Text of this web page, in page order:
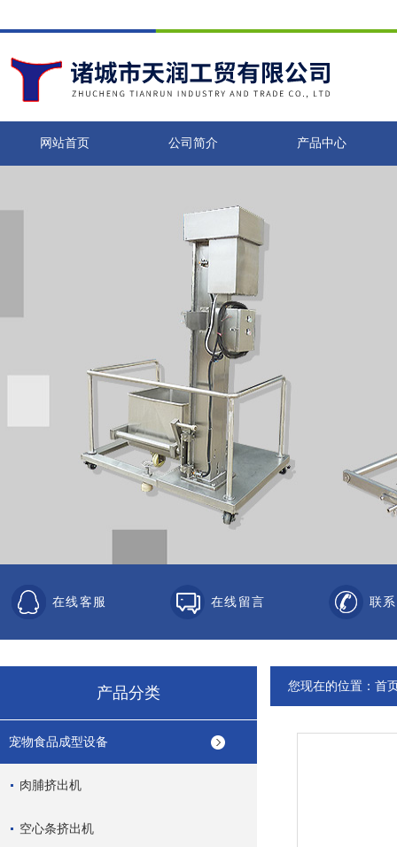
网站首页 公司简介 产品中心
在线客服 在线留言 联
产品分类
宠物食品成型设备
肉脯挤出机
空心条挤出机
您现在的位置： 首